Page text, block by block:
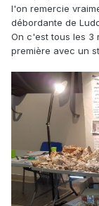
l'on remercie
débordante de
On c'est tous les 3
première avec un